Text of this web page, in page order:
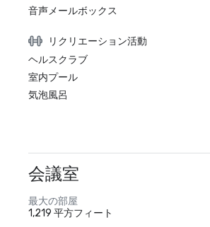
音声メールボックス
リクリエーション活動
ヘルスクラブ
室内プール
気泡風呂
会議室
最大の部屋
1,219 平方フィート